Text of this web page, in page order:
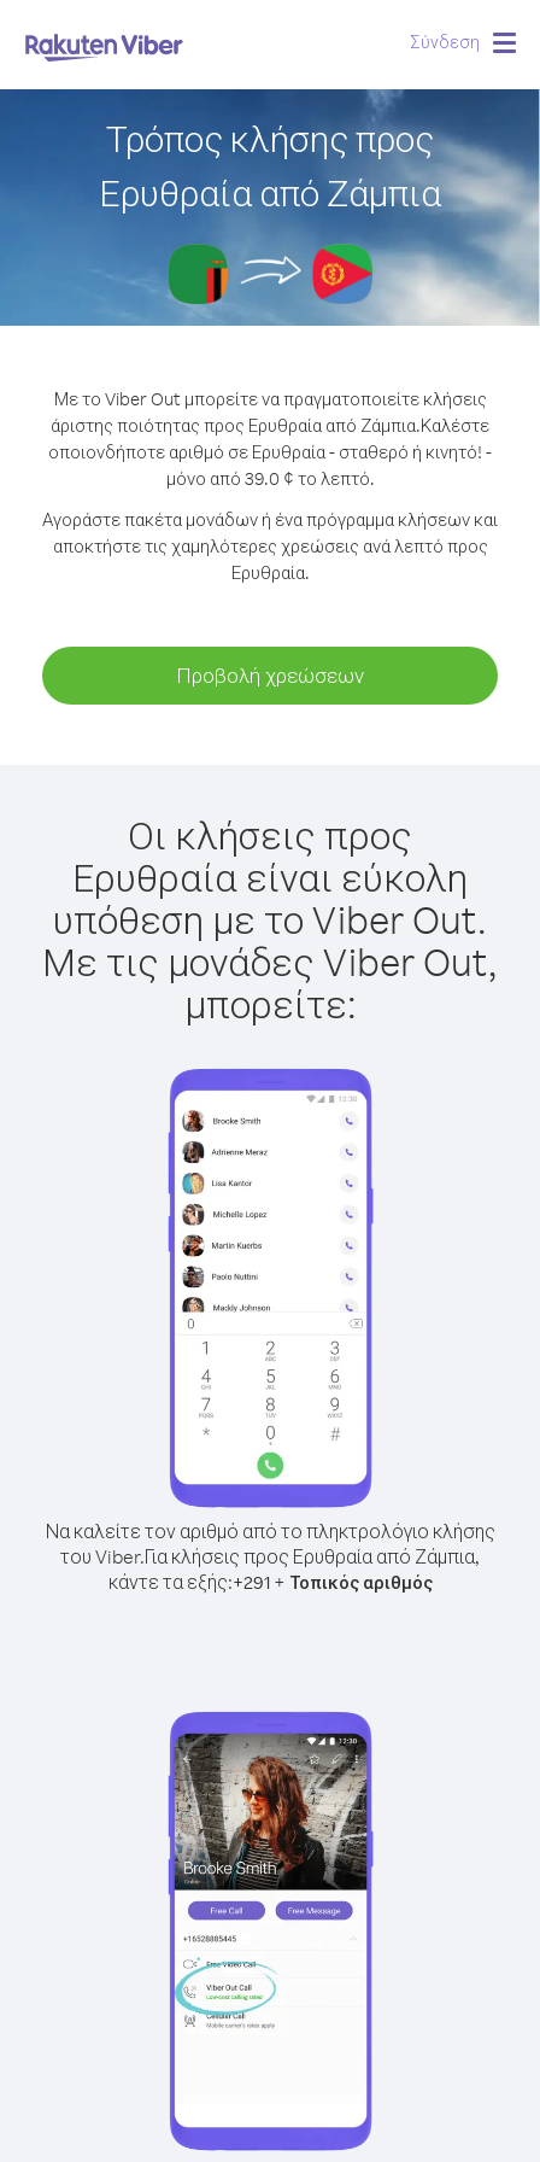
Σύνδεση
Τρόπος κλήσης προς
Ερυθραία από Ζάμπια
Με το Viber Out μπορείτε να πραγματοποιείτε κλήσεις
άριστης ποιότητας προς Ερυθραία από Ζάμπια.Καλέστε
οποιονδήποτε αριθμό σε Ερυθραία - σταθερό ή κινητό! -
μόνο από 39.0 ¢ το λεπτό.
Αγοράστε πακέτα μονάδων ή ένα πρόγραμμα κλήσεων και
αποκτήστε τις χαμηλότερες χρεώσεις ανά λεπτό προς
Ερυθραία.
Προβολή χρεώσεων
Οι κλήσεις προς
Ερυθραία είναι εύκολη
υπόθεση με το Viber Out.
Με τις μονάδες Viber Out,
μπορείτε:
Να καλείτε τον αριθμό από το πληκτρολόγιο κλήσης
του Viber.Για κλήσεις προς Ερυθραία από Ζάμπια,
κάντε τα εξής:+291+ Τοπικός αριθμός